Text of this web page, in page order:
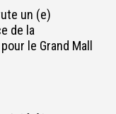
un (e)
de la
le Grand Mall